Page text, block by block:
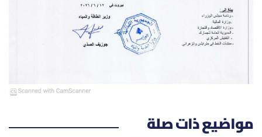
حظّك اليوم
للتاريخ
من نحن
مواضيع ذات صلة